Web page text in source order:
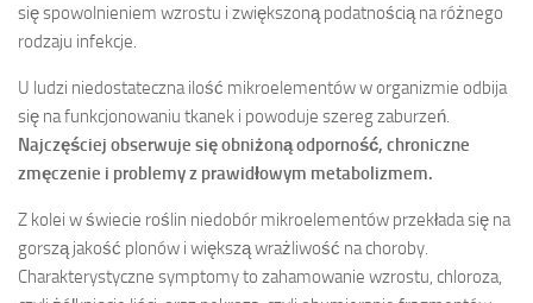
się spowolnieniem wzrostu i zwiększoną podatnością na różnego
rodzaju infekcje.
U ludzi niedostateczna ilość mikroelementów w organizmie odbija
się na funkcjonowaniu tkanek i powoduje szereg zaburzeń.
Najczęściej obserwuje się obniżoną odporność, chroniczne
zmęczenie i problemy z prawidłowym metabolizmem.
Z kolei w świecie roślin niedobór mikroelementów przekłada się na
gorszą jakość plonów i większą wrażliwość na choroby.
Charakterystyczne symptomy to zahamowanie wzrostu, chloroza,